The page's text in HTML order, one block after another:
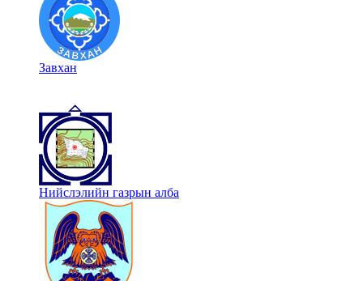
Завхан
Нийслэлийн газрын алба